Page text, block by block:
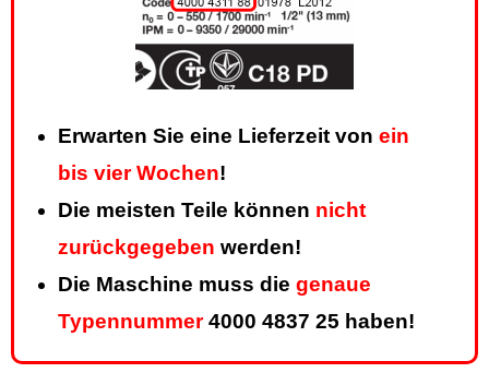
Erwarten Sie eine Lieferzeit von ein
bis vier Wochen!
Die meisten Teile können nicht
zurückgegeben werden!
Die Maschine muss die genaue
Typennummer4000 4837 25 haben!